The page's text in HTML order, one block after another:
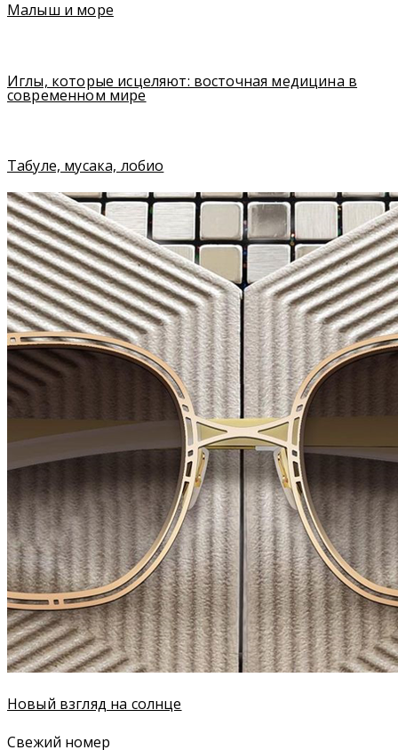
Малыш и море
Иглы, которые исцеляют: восточная медицина в
современном мире
Табуле, мусака, лобио
Новый взгляд на солнце
Свежий номер